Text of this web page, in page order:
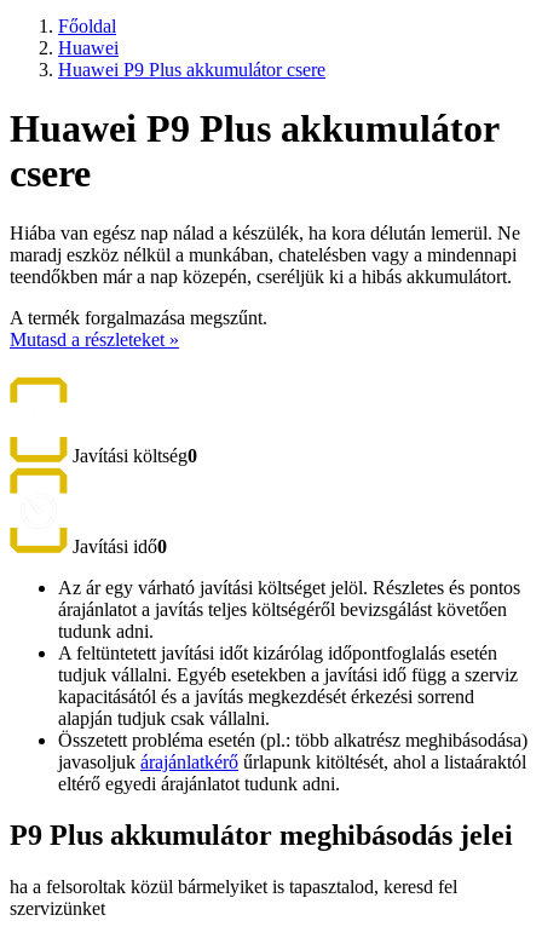
Főoldal
Huawei
Huawei P9 Plus akkumulátor csere
Huawei P9 Plus akkumulátor
csere
Hiába van egész nap nálad a készülék, ha kora délután lemerül. Ne
maradj eszköz nélkül a munkában, chatelésben vagy a mindennapi
teendőkben már a nap közepén, cseréljük ki a hibás akkumulátort.
A termék forgalmazása megszűnt.
Mutasd a részleteket »
Javítási költség0
Javítási idő0
Az ár egy várható javítási költséget jelöl. Részletes és pontos
árajánlatot a javítás teljes költségéről bevizsgálást követően
tudunk adni.
A feltüntetett javítási időt kizárólag időpontfoglalás esetén
tudjuk vállalni. Egyéb esetekben a javítási idő függ a szerviz
kapacitásától és a javítás megkezdését érkezési sorrend
alapján tudjuk csak vállalni.
Összetett probléma esetén (pl.: több alkatrész meghibásodása)
javasoljuk árajánlatkérő űrlapunk kitöltését, ahol a listaáraktól
eltérő egyedi árajánlatot tudunk adni.
P9 Plus akkumulátor meghibásodás jelei
ha a felsoroltak közül bármelyiket is tapasztalod, keresd fel
szervizünket